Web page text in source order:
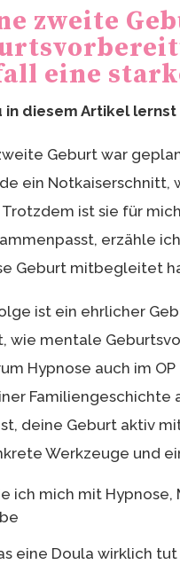
n
zweite
eine
in diesem Artikel lernst
Geburt war
ein Notkaiserschnitt,
ist sie für
erzähle
Geburt mitbegleitet
ist ein ehrlicher
wie mentale
Hypnose auch im
Familiengeschichte
deine Geburt aktiv
Werkzeuge und
ich mich mit
eine Doula wirklich